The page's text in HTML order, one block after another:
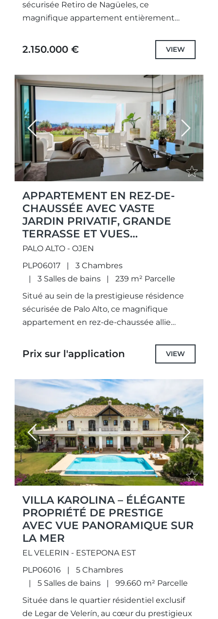
sécurisée Retiro de Nagüeles, ce
magnifique appartement entièrement
de vivre méditerranéen. Bénéficiant d'une
2.150.000 € VIEW
Previous Next
APPARTEMENT EN REZ-DE-
CHAUSSÉE AVEC VASTE
JARDIN PRIVATIF, GRANDE
TERRASSE ET VUES
IMPRENABLES SUR LA MER
PALO ALTO - OJEN
PLP06017
3 Chambres
3 Salles de bains
239 m² Parcelle
Situé au sein de la prestigieuse résidence
sécurisée de Palo Alto, ce magnifique
appartement en rez-de-chaussée allie
gamme et cadre de vie
exceptionnel.Vendue entièrement
Prix sur l'application VIEW
Previous Next
VILLA KAROLINA – ÉLÉGANTE
PROPRIÉTÉ DE PRESTIGE
AVEC VUE PANORAMIQUE SUR
LA MER
EL VELERIN - ESTEPONA EST
PLP06016
5 Chambres
5 Salles de bains
99.660 m² Parcelle
Située dans le quartier résidentiel exclusif
de Legar de Velerín, au cœur du prestigieux